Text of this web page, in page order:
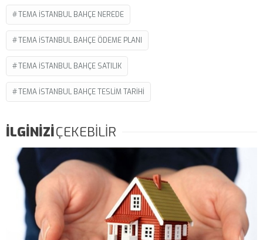
TEMA ISTANBUL BAHÇE NEREDE
TEMA ISTANBUL BAHÇE ÖDEME PLANI
TEMA ISTANBUL BAHÇE SATILIK
TEMA ISTANBUL BAHÇE TESLIM TARIHI
İLGİNİZİÇEKEBİLİR